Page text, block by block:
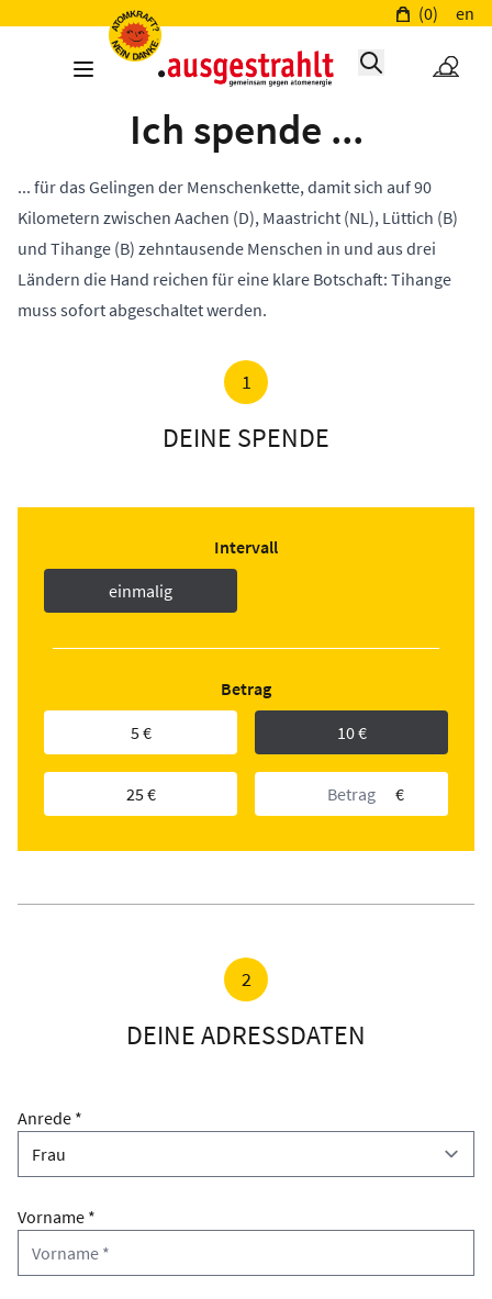
(0) en
Ich spende ...
... für das Gelingen der Menschenkette, damit sich auf 90
Kilometern zwischen Aachen (D), Maastricht (NL), Lüttich (B)
und Tihange (B) zehntausende Menschen in und aus drei
Ländern die Hand reichen für eine klare Botschaft: Tihange
muss sofort abgeschaltet werden.
1
DEINE SPENDE
Intervall
einmalig
Betrag
5 €
10 €
25 € €
2
DEINE ADRESSDATEN
Anrede *
Vorname *